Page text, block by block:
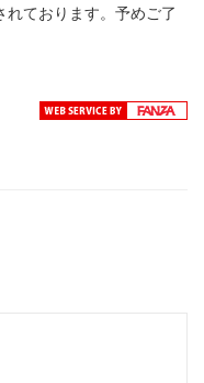
ております。予めご了